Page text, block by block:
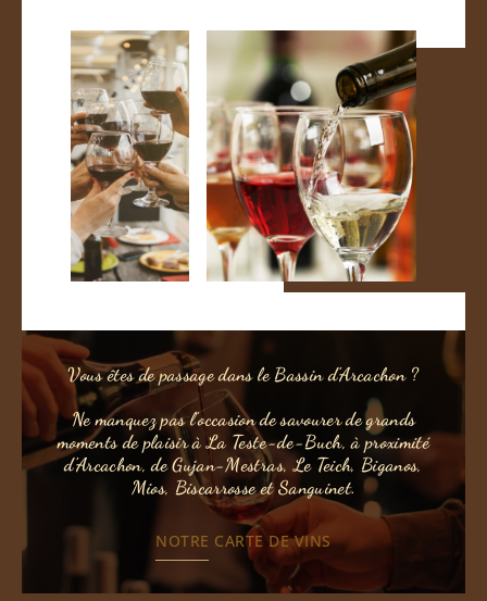
Vous êtes de passage dans le Bassin d’Arcachon ?
Ne manquez pas l’occasion de savourer de grands
moments de plaisir à La Teste-de-Buch, à proximité
d’Arcachon, de Gujan-Mestras, Le Teich, Biganos,
Mios, Biscarrosse et Sanguinet.
NOTRE CARTE DE VINS